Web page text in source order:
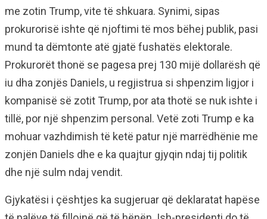
me zotin Trump, vite të shkuara. Synimi, sipas
prokurorisë ishte që njoftimi të mos bëhej publik, pasi
mund ta dëmtonte atë gjatë fushatës elektorale.
Prokurorët thonë se pagesa prej 130 mijë dollarësh që
iu dha zonjës Daniels, u regjistrua si shpenzim ligjor i
kompanisë së zotit Trump, por ata thotë se nuk ishte i
tillë, por një shpenzim personal. Vetë zoti Trump e ka
mohuar vazhdimish të ketë patur një marrëdhënie me
zonjën Daniels dhe e ka quajtur gjyqin ndaj tij politik
dhe një sulm ndaj vendit.
Gjykatësi i çështjes ka sugjeruar që deklaratat hapëse